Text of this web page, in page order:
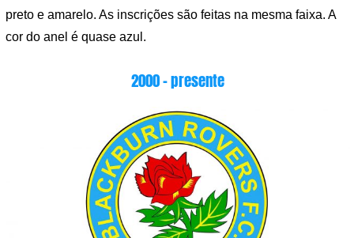
preto e amarelo. As inscrições são feitas na mesma faixa. A
cor do anel é quase azul.
2000 – presente